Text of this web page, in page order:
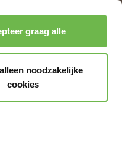
graag alle
noodzakelijke
cookies
Menu